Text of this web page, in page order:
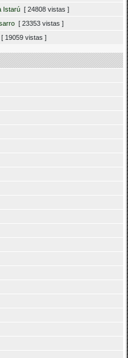
Istarú [ 24808 vistas ]
[ 23353 vistas ]
[ 19059 vistas ]